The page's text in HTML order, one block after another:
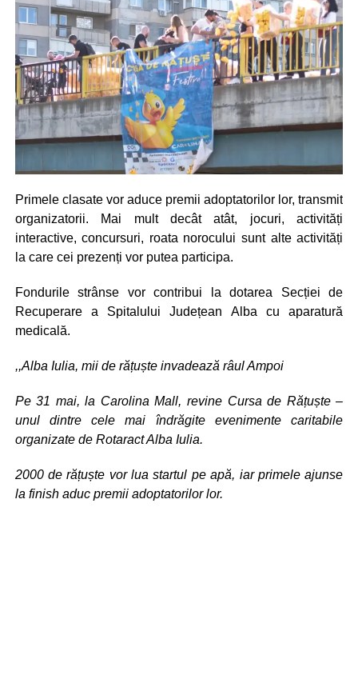
Primele clasate vor aduce premii adoptatorilor lor, transmit
organizatorii. Mai mult decât atât, jocuri, activități
interactive, concursuri, roata norocului sunt alte activități
la care cei prezenți vor putea participa.
Fondurile strânse vor contribui la dotarea Secției de
Recuperare a Spitalului Județean Alba cu aparatură
medicală.
,,Alba Iulia, mii de rățuște invadează râul Ampoi
Pe 31 mai, la Carolina Mall, revine Cursa de Rățuște –
unul dintre cele mai îndrăgite evenimente caritabile
organizate de Rotaract Alba Iulia.
2000 de rățuște vor lua startul pe apă, iar primele ajunse
la finish aduc premii adoptatorilor lor.